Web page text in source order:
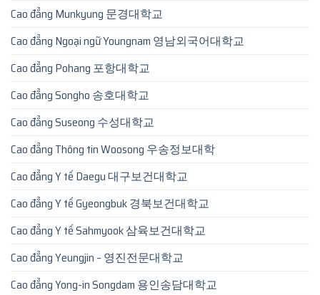
Cao đẳng Munkyung 문경대학교
Cao đẳng Ngoại ngữ Youngnam 영남외국어대학교
Cao đẳng Pohang 포항대학교
Cao đẳng Songho 송호대학교
Cao đẳng Suseong 수성대학교
Cao đẳng Thông tin Woosong 우송정보대학
Cao đẳng Y tế Daegu 대구보건대학교
Cao đẳng Y tế Gyeongbuk 경북보건대학교
Cao đẳng Y tế Sahmyook 삼육보건대학교
Cao đẳng Yeungjin – 영진전문대학교
Cao đẳng Yong-in Songdam 용인송담대학교